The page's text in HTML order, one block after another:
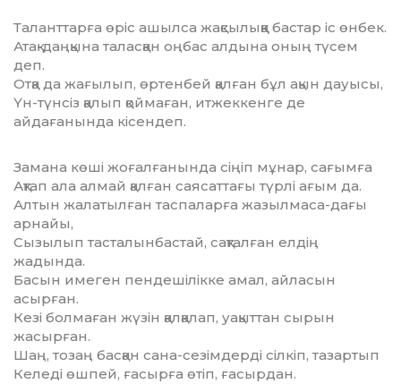
Таланттарға өріс ашылса жақсылыққа бастар іс өнбек.
Атақ-даңқына таласқан оңбас алдына оның түсем
деп.
Отқа да жағылып, өртенбей қалған бұл ақын дауысы,
Үн-түнсіз қалып қоймаған, итжеккенге де
айдағанында кісендеп.
Замана көші жоғалғанында сіңіп мұнар, сағымға
Ақтап ала алмай қалған саясаттағы түрлі ағым да.
Алтын жалатылған таспаларға жазылмаса-дағы
арнайы,
Сызылып тасталынбастай, сақталған елдің
жадында.
Басын имеген пендешілікке амал, айласын
асырған.
Кезі болмаған жүзін қалқалап, уақыттан сырын
жасырған.
Шаң, тозаң басқан сана-сезімдерді сілкіп, тазартып
Келеді өшпей, ғасырға өтіп, ғасырдан.